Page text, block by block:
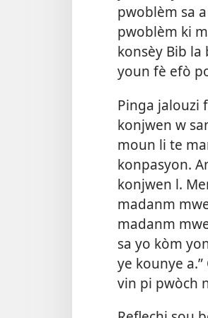
pwoblèm sa
pwoblèm ki
konsèy Bib la
youn fè efò
Pinga jalouzi
konjwen w
moun li te
konpasyon.
konjwen l.
madanm
madanm
sa yo kòm
ye kounye
vin pi pwòch